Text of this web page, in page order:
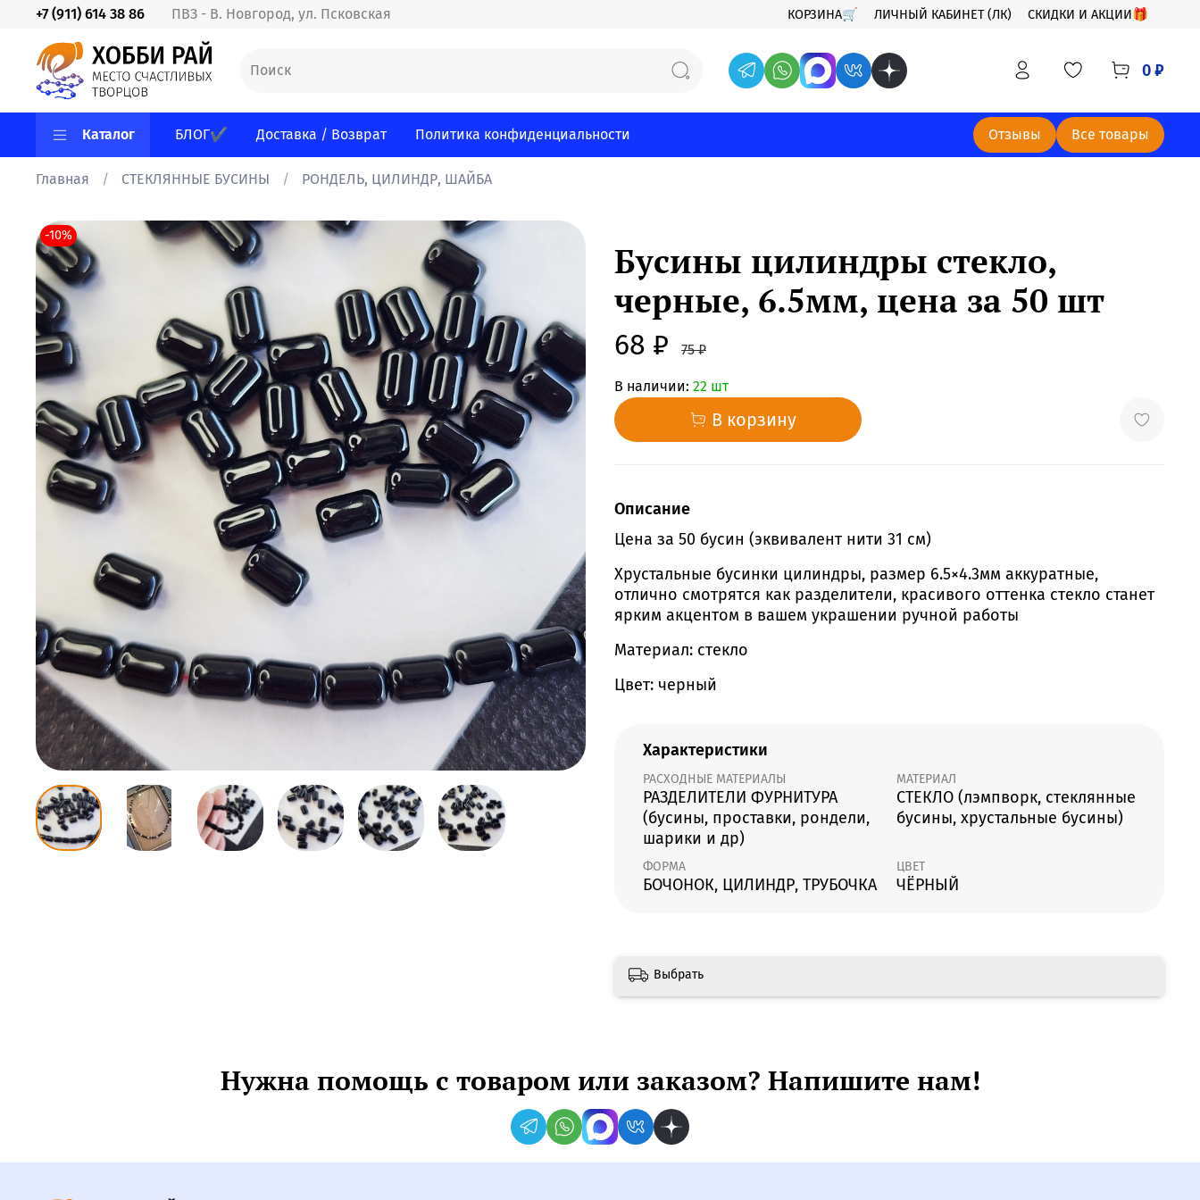
КОРЗИНА🛒 ЛИЧНЫЙ КАБИНЕТ (ЛК) СКИДКИ И АКЦИИ🎁
ПВЗ - В. Новгород, ул. Псковская
+7 (911) 614 38 86
0 ₽
Каталог БЛОГ✔ Доставка / Возврат Политика конфиденциальности Отзывы Все товары
Главная СТЕКЛЯННЫЕ БУСИНЫ РОНДЕЛЬ, ЦИЛИНДР, ШАЙБА
-10%
Бусины цилиндры стекло,
черные, 6.5мм, цена за 50 шт
68 ₽ 75 ₽
В наличии: 22 шт
В корзину
Описание
Цена за 50 бусин (эквивалент нити 31 см)
Хрустальные бусинки цилиндры, размер 6.5×4.3мм аккуратные,
отлично смотрятся как разделители, красивого оттенка стекло станет
ярким акцентом в вашем украшении ручной работы
Материал: стекло
Цвет: черный
Характеристики
РАСХОДНЫЕ МАТЕРИАЛЫ
РАЗДЕЛИТЕЛИ ФУРНИТУРА
(бусины, проставки, рондели,
шарики и др)
МАТЕРИАЛ
СТЕКЛО (лэмпворк, стеклянные
бусины, хрустальные бусины)
ФОРМА
БОЧОНОК, ЦИЛИНДР, ТРУБОЧКА
ЦВЕТ
ЧЁРНЫЙ
Выбрать
Нужна помощь с товаром или заказом? Напишите нам!